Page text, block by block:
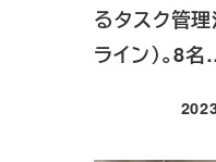
るタスク管
ライン）。8
投